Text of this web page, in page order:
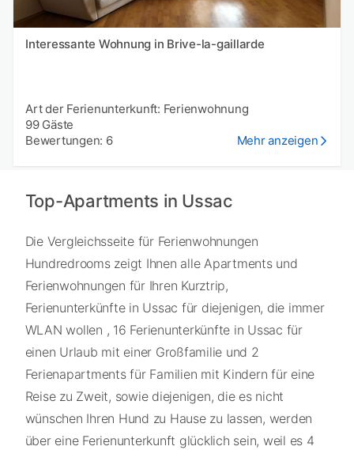
Interessante Wohnung in Brive-la-gaillarde
Art der Ferienunterkunft: Ferienwohnung
99 Gäste
Bewertungen: 6
Mehr anzeigen
Top-Apartments in Ussac
Die Vergleichsseite für Ferienwohnungen
Hundredrooms zeigt Ihnen alle Apartments und
Ferienwohnungen für Ihren Kurztrip,
Ferienunterkünfte in Ussac für diejenigen, die immer
WLAN wollen , 16 Ferienunterkünfte in Ussac für
einen Urlaub mit einer Großfamilie und 2
Ferienapartments für Familien mit Kindern für eine
Reise zu Zweit, sowie diejenigen, die es nicht
wünschen Ihren Hund zu Hause zu lassen, werden
über eine Ferienunterkunft glücklich sein, weil es 4